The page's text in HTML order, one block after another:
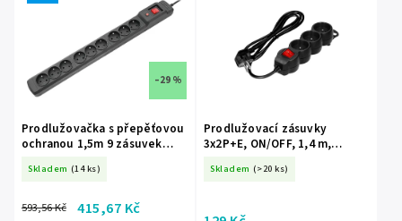
–29 %
Prodlužovačka s přepěťovou
ochranou 1,5m 9 zásuvek
Skladem (14 ks)
593,56 Kč 415,67 Kč
Prodlužovací zásuvky
3x2P+E, ON/OFF, 1,4 m,
Skladem (>20 ks)